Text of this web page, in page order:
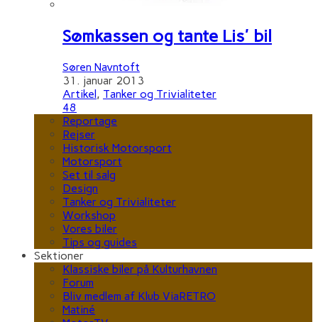
Sømkassen og tante Lis' bil
Søren Navntoft
31. januar 2013
Artikel, Tanker og Trivialiteter
48
Reportage
Rejser
Historisk Motorsport
Motorsport
Set til salg
Design
Tanker og Trivialiteter
Workshop
Vores biler
Tips og guides
Sektioner
Klassiske biler på Kulturhavnen
Forum
Bliv medlem af Klub ViaRETRO
Matiné